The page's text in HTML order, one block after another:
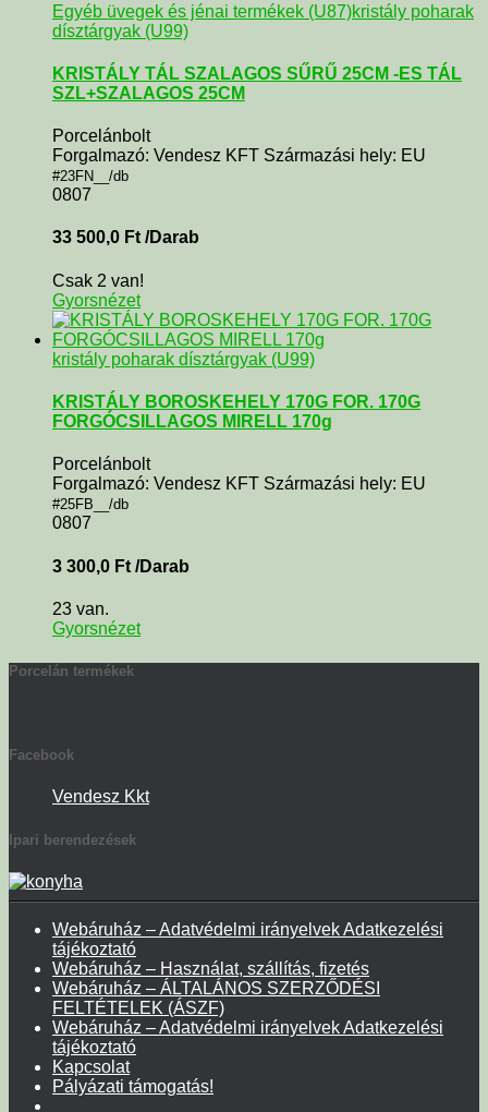
Egyéb üvegek és jénai termékek (U87)kristály poharak
dísztárgyak (U99)
KRISTÁLY TÁL SZALAGOS SŰRŰ 25CM -ES TÁL
SZL+SZALAGOS 25CM
Porcelánbolt
Forgalmazó: Vendesz KFT Származási hely: EU
#23FN__/db
0807
33 500,0 Ft /Darab
Csak 2 van!
Gyorsnézet
kristály poharak dísztárgyak (U99)
KRISTÁLY BOROSKEHELY 170G FOR. 170G
FORGÓCSILLAGOS MIRELL 170g
Porcelánbolt
Forgalmazó: Vendesz KFT Származási hely: EU
#25FB__/db
0807
3 300,0 Ft /Darab
23 van.
Gyorsnézet
Porcelán termékek
Facebook
Vendesz Kkt
Ipari berendezések
Webáruház – Adatvédelmi irányelvek Adatkezelési
tájékoztató
Webáruház – Használat, szállítás, fizetés
Webáruház – ÁLTALÁNOS SZERZŐDÉSI
FELTÉTELEK (ÁSZF)
Webáruház – Adatvédelmi irányelvek Adatkezelési
tájékoztató
Kapcsolat
Pályázati támogatás!